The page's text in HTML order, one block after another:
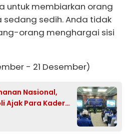
untuk membiarkan orang
sedang sedih. Anda tidak
orang menghargai sisi
- 21 Desember)
Nasional,
Ajak Para Kader